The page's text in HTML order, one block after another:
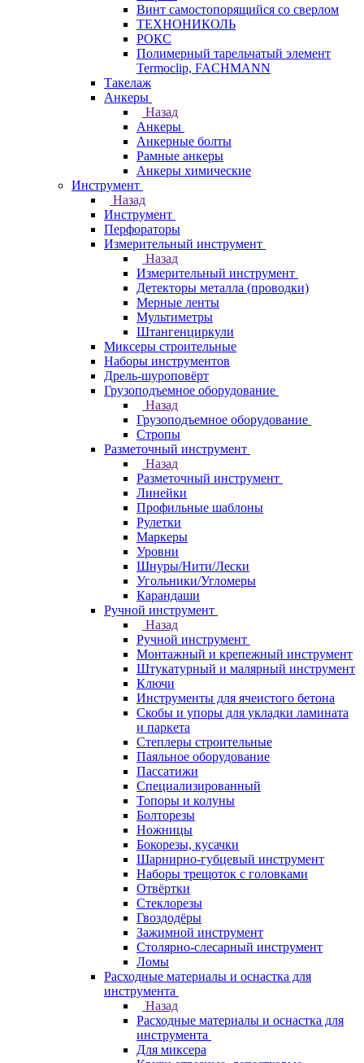
Винт самостопорящийся со сверлом
ТЕХНОНИКОЛЬ
РОКС
Полимерный тарельчатый элемент
Termoclip, FACHMANN
Такелаж
Анкеры
Назад
Анкеры
Анкерные болты
Рамные анкеры
Анкеры химические
Инструмент
Назад
Инструмент
Перфораторы
Измерительный инструмент
Назад
Измерительный инструмент
Детекторы металла (проводки)
Мерные ленты
Мультиметры
Штангенциркули
Миксеры строительные
Наборы инструментов
Дрель-шуроповёрт
Грузоподъемное оборудование
Назад
Грузоподъемное оборудование
Стропы
Разметочный инструмент
Назад
Разметочный инструмент
Линейки
Профильные шаблоны
Рулетки
Маркеры
Уровни
Шнуры/Нити/Лески
Угольники/Угломеры
Карандаши
Ручной инструмент
Назад
Ручной инструмент
Монтажный и крепежный инструмент
Штукатурный и малярный инструмент
Ключи
Инструменты для ячеистого бетона
Скобы и упоры для укладки ламината
и паркета
Степлеры строительные
Паяльное оборудование
Пассатижи
Специализированный
Топоры и колуны
Болторезы
Ножницы
Бокорезы, кусачки
Шарнирно-губцевый инструмент
Наборы трещоток с головками
Отвёртки
Стеклорезы
Гвоздодёры
Зажимной инструмент
Столярно-слесарный инструмент
Ломы
Расходные материалы и оснастка для
инструмента
Назад
Расходные материалы и оснастка для
инструмента
Для миксера